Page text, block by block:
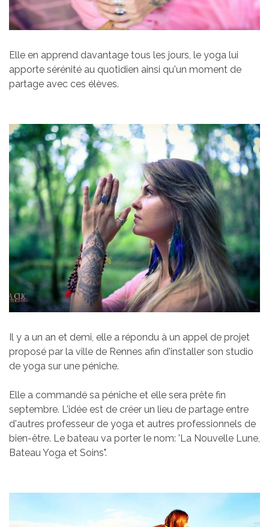
Elle en apprend davantage tous les jours, le yoga lui
apporte sérénité au quotidien ainsi qu'un moment de
partage avec ces élèves.
Il y a un an et demi, elle a répondu à un appel de projet
proposé par la ville de Rennes afin d'installer son studio
de yoga sur une péniche.
Elle a commandé sa péniche et elle sera prête fin
septembre. L'idée est de créer un lieu de partage entre
d'autres professeur de yoga et autres professionnels de
bien-être. Le bateau va porter le nom: 'La Nouvelle Lune,
Bateau Yoga et Soins".